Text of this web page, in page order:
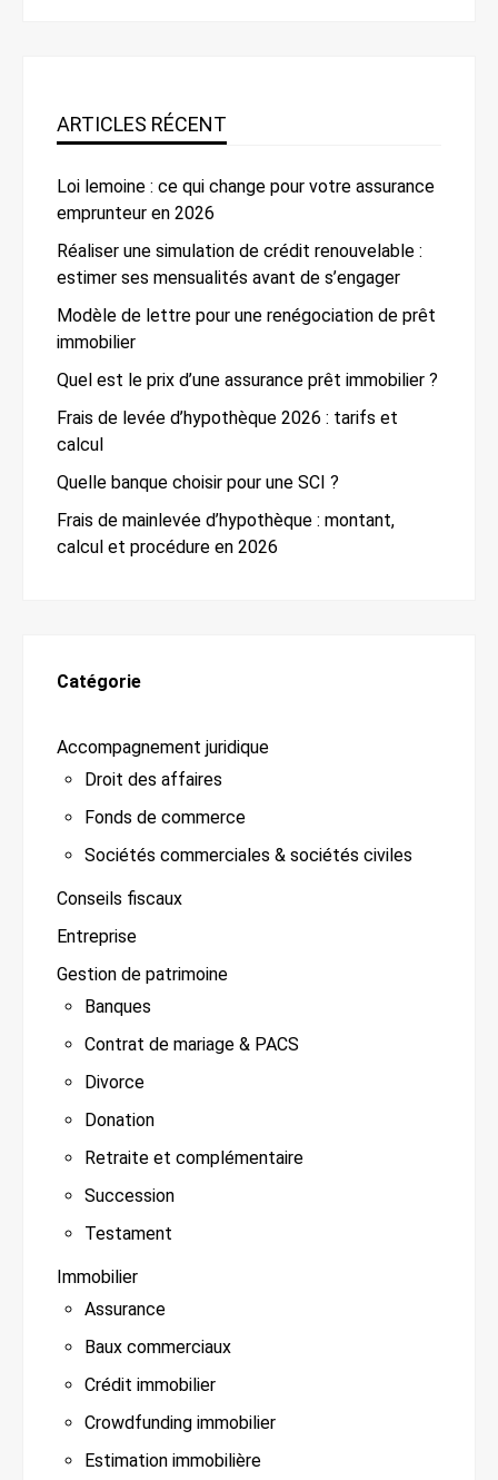
ARTICLES RÉCENT
Loi lemoine : ce qui change pour votre assurance
emprunteur en 2026
Réaliser une simulation de crédit renouvelable :
estimer ses mensualités avant de s’engager
Modèle de lettre pour une renégociation de prêt
immobilier
Quel est le prix d’une assurance prêt immobilier ?
Frais de levée d’hypothèque 2026 : tarifs et
calcul
Quelle banque choisir pour une SCI ?
Frais de mainlevée d’hypothèque : montant,
calcul et procédure en 2026
Catégorie
Accompagnement juridique
Droit des affaires
Fonds de commerce
Sociétés commerciales & sociétés civiles
Conseils fiscaux
Entreprise
Gestion de patrimoine
Banques
Contrat de mariage & PACS
Divorce
Donation
Retraite et complémentaire
Succession
Testament
Immobilier
Assurance
Baux commerciaux
Crédit immobilier
Crowdfunding immobilier
Estimation immobilière